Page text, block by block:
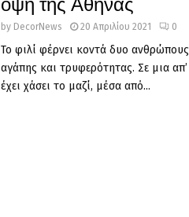
όψη της Αθήνας
by DecorNews 20 Απριλίου 2021 0
Το φιλί φέρνει κοντά δυο
αγάπης και τρυφερότητας. Σε μια
έχει χάσει το μαζί, μέσα από...